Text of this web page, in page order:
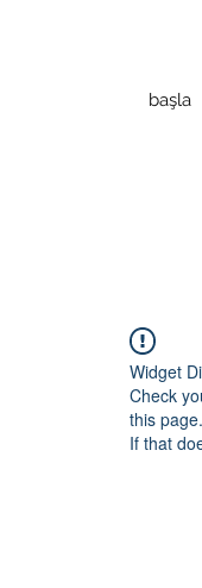
başla
Widget
Check
this page.
If that